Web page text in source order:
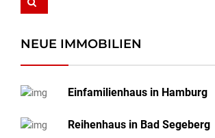
NEUE IMMOBILIEN
Einfamilienhaus in Hamburg
Reihenhaus in Bad Segeberg